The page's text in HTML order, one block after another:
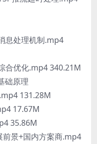
息处理机制.mp4
合优化.mp4 340.21M
础原理
131.28M
17.67M
35.86M
景+国内方案商.mp4